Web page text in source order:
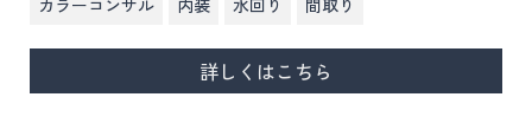
詳しくはこちら